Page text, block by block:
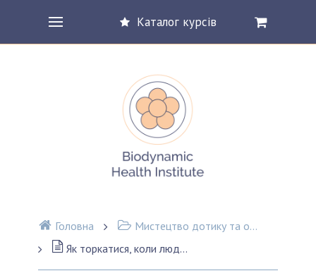
Каталог курсів
Головна
Мистецтво дотику та основи тілесної терапії
Як торкатися, коли людина має неприємний досвід дотику